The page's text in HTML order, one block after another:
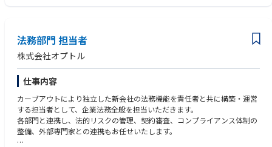
法務部門 担当者
株式会社オプトル
仕事内容
カーブアウトにより独立した新会社の法務機能を責任者と共に構築・運営
する担当者として、企業法務全般を担当いただきます。
各部門と連携し、法的リスクの管理、契約審査、コンプライアンス体制の
整備、外部専門家との連携もお任せいたします。